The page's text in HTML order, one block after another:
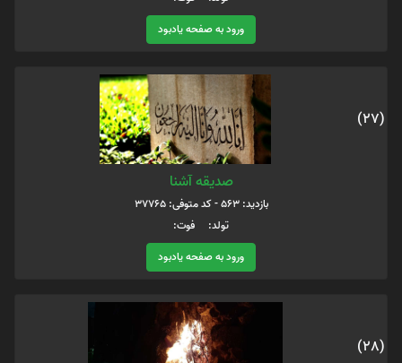
ورود به صفحه یادبود
(27)
صدیقه آشنا
بازدید: 563 - کد متوفی: 37765
تولد: فوت:
ورود به صفحه یادبود
(28)